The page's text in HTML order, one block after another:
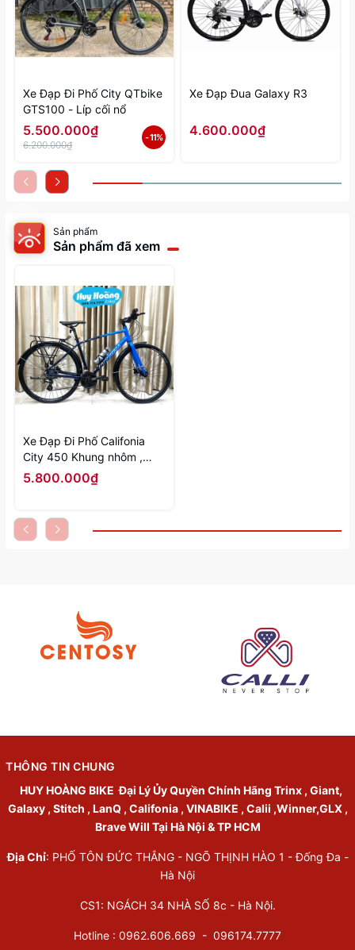
Xe Đạp Đi Phố City QTbike
GTS100 - Líp cối nổ
5.500.000₫
6.200.000₫
- 11%
Xe Đạp Đua Galaxy R3
4.600.000₫
Sản phẩm
Sản phẩm đã xem
Xe Đạp Đi Phố Califonia
City 450 Khung nhôm ,
phanh dầu 24 số shimano
5.800.000₫
THÔNG TIN CHUNG
HUY HOÀNG BIKE Đại Lý Ủy Quyền Chính Hãng Trinx , Giant,
Galaxy , Stitch , LanQ , Califonia , VINABIKE , Calii ,Winner,GLX ,
Brave Will Tại Hà Nội & TP HCM
Địa Chỉ: PHỐ TÔN ĐỨC THẮNG - NGÕ THỊNH HÀO 1 - Đống Đa -
Hà Nội
CS1: NGÁCH 34 NHÀ SỐ 8c - Hà Nội.
Hotline : 0962.606.669 - 096174.7777